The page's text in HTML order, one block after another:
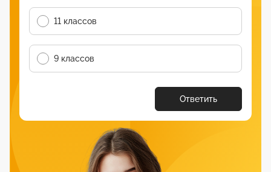
11 классов
9 классов
Ответить